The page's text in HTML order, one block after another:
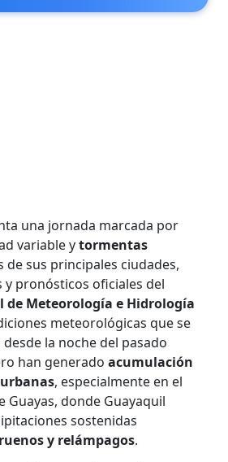
una jornada marcada por
variable ytormentas
de sus principales ciudades,
pronósticos oficiales del
Meteorología e Hidrología
meteorológicas que se
la noche del pasado
han generadoacumulación
, especialmente en el
Guayas, donde Guayaquil
sostenidas
y relámpagos.